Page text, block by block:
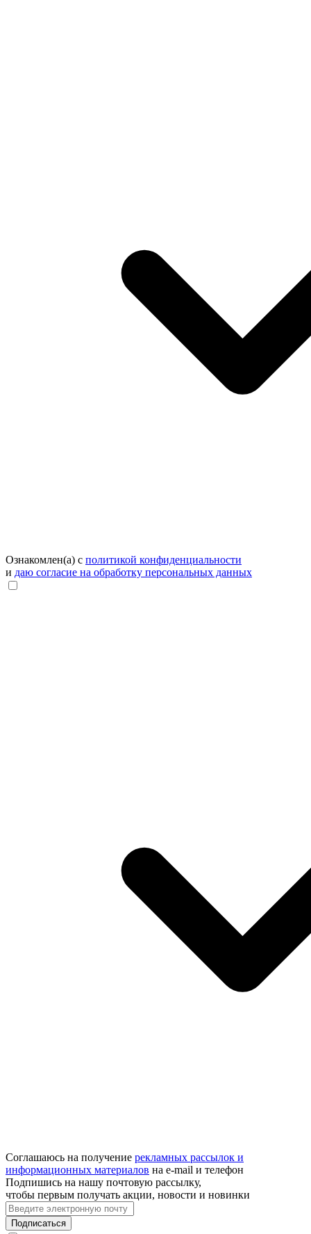
Ознакомлен(а) с политикой конфиденциальности
и даю согласие на обработку персональных данных
Соглашаюсь на получение рекламных рассылок и
информационных материалов на e‑mail и телефон
Подпишись на нашу почтовую рассылку,
чтобы первым получать акции, новости и новинки
Подписаться